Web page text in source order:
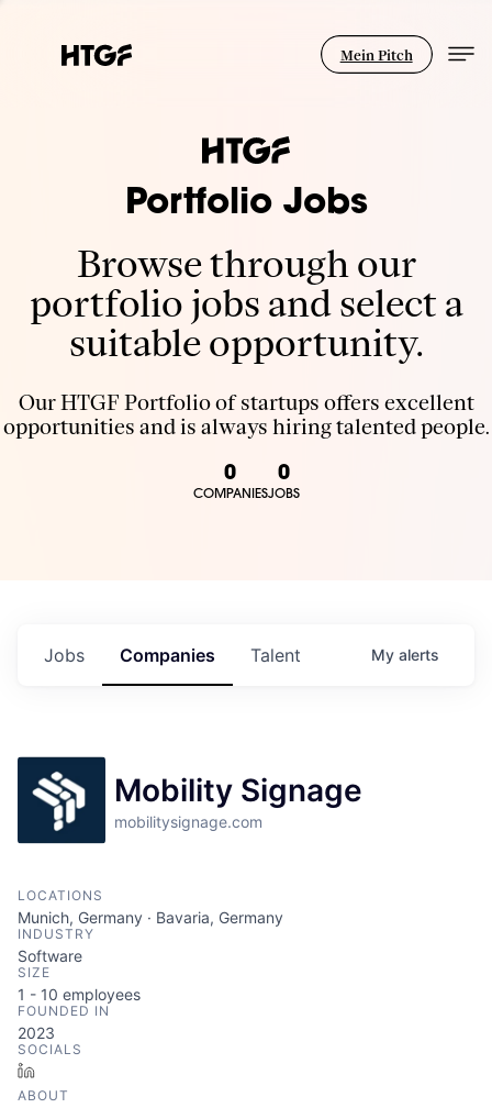
Mein Pitch
Portfolio Jobs
Browse through our
portfolio jobs and select a
suitable opportunity.
Our HTGF Portfolio of startups offers excellent
opportunities and is always hiring talented people.
0
COMPANIES
0
JOBS
Jobs Companies Talent My alerts
Mobility Signage
mobilitysignage.com
LOCATIONS
Munich, Germany · Bavaria, Germany
INDUSTRY
Software
SIZE
1 - 10 employees
FOUNDED IN
2023
SOCIALS
ABOUT